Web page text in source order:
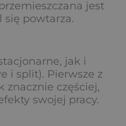
jest
się powtarza.
jak i
i split). Pierwsze z
znacznie częściej,
swojej pracy.